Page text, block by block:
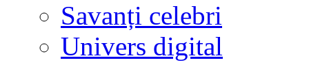
Savanți celebri
Univers digital